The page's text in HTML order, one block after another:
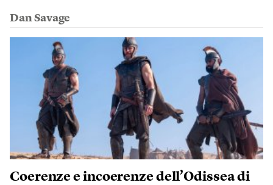
Dan Savage
Coerenze e incoerenze dell’Odissea di